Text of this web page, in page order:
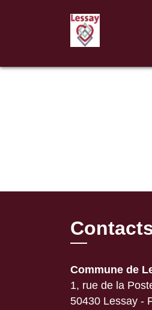
Commune de
1, rue de la
50430 Lessay -